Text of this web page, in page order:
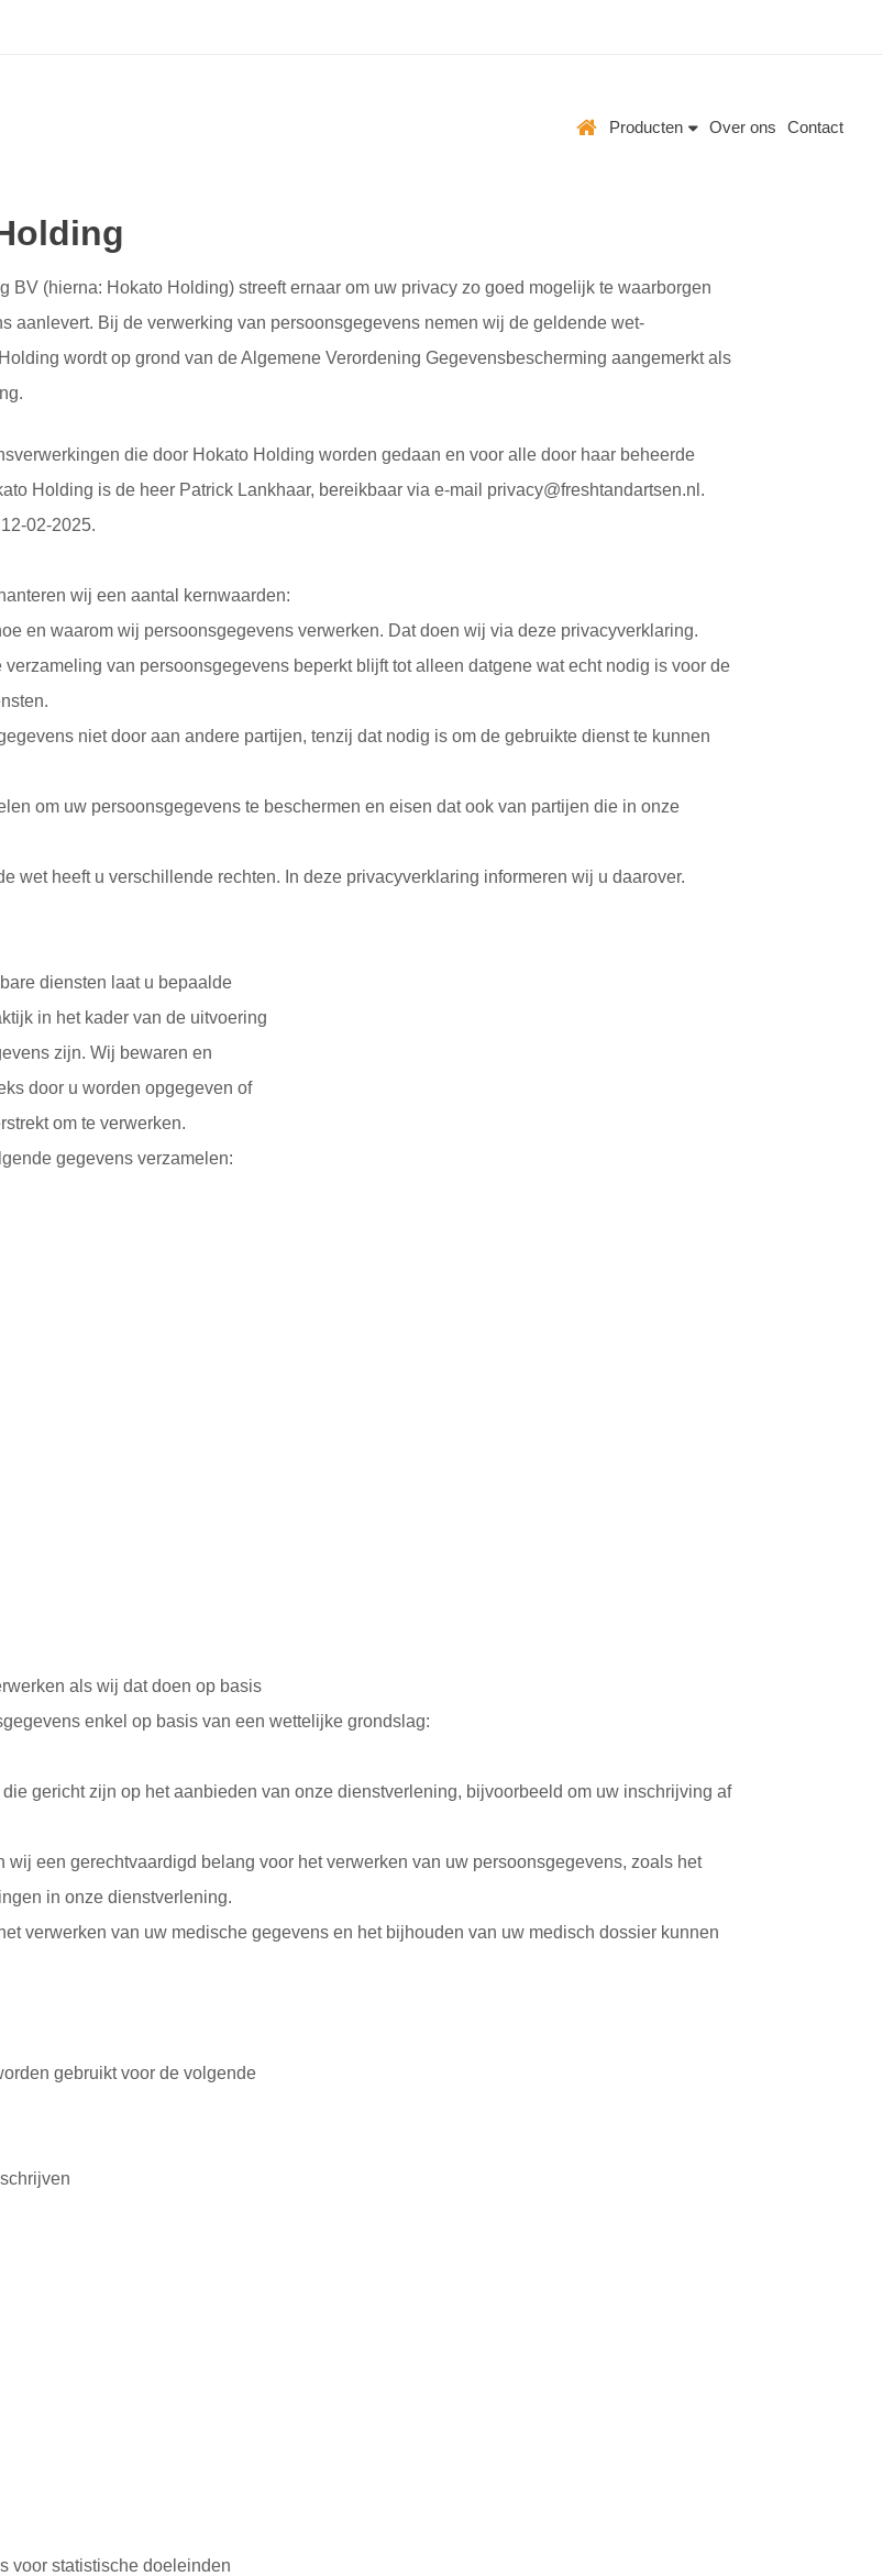
Producten Over ons Contact
(hierna: Hokato Holding) streeft ernaar om uw privacy zo goed mogelijk te waarborgen
aanlevert. Bij de verwerking van persoonsgegevens nemen wij de geldende wet-
wordt op grond van de Algemene Verordening Gegevensbescherming aangemerkt als
die door Hokato Holding worden gedaan en voor alle door haar beheerde
Holding is de heer Patrick Lankhaar, bereikbaar via e-mail privacy@freshtandartsen.nl.
02-2025.
wij een aantal kernwaarden:
en waarom wij persoonsgegevens verwerken. Dat doen wij via deze privacyverklaring.
van persoonsgegevens beperkt blijft tot alleen datgene wat echt nodig is voor de
niet door aan andere partijen, tenzij dat nodig is om de gebruikte dienst te kunnen
om uw persoonsgegevens te beschermen en eisen dat ook van partijen die in onze
wet heeft u verschillende rechten. In deze privacyverklaring informeren wij u daarover.
diensten laat u bepaalde
in het kader van de uitvoering
zijn. Wij bewaren en
door u worden opgegeven of
om te verwerken.
gegevens verzamelen:
als wij dat doen op basis
enkel op basis van een wettelijke grondslag:
gericht zijn op het aanbieden van onze dienstverlening, bijvoorbeeld om uw inschrijving af
wij een gerechtvaardigd belang voor het verwerken van uw persoonsgegevens, zoals het
in onze dienstverlening.
verwerken van uw medische gegevens en het bijhouden van uw medisch dossier kunnen
gebruikt voor de volgende
voor statistische doeleinden